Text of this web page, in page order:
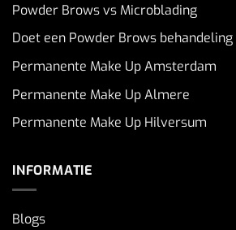
Powder Brows vs Microblading
Doet een Powder Brows behandeling
Permanente Make Up Amsterdam
Permanente Make Up Almere
Permanente Make Up Hilversum
INFORMATIE
Blogs